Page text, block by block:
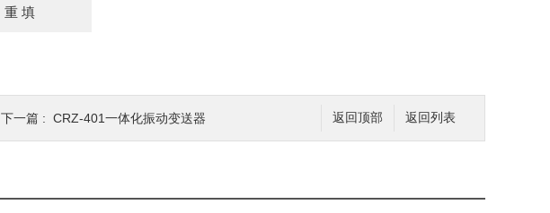
返回列表
返回顶部
下一篇 : CRZ-401一体化振动变送器